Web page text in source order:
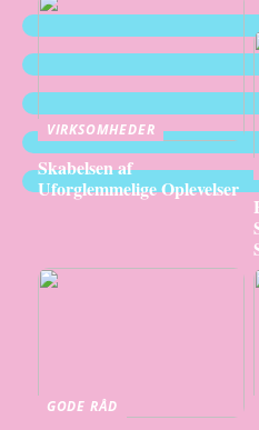
VIRKSOMHEDER
Skabelsen af
Uforglemmelige Oplevelser
GODE RÅD